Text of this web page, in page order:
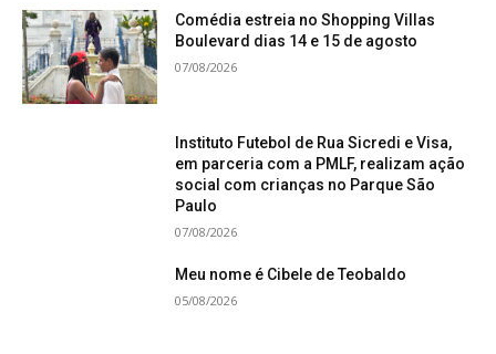
Comédia estreia no Shopping Villas
Boulevard dias 14 e 15 de agosto
07/08/2026
Instituto Futebol de Rua Sicredi e Visa,
em parceria com a PMLF, realizam ação
social com crianças no Parque São
Paulo
07/08/2026
Meu nome é Cibele de Teobaldo
05/08/2026